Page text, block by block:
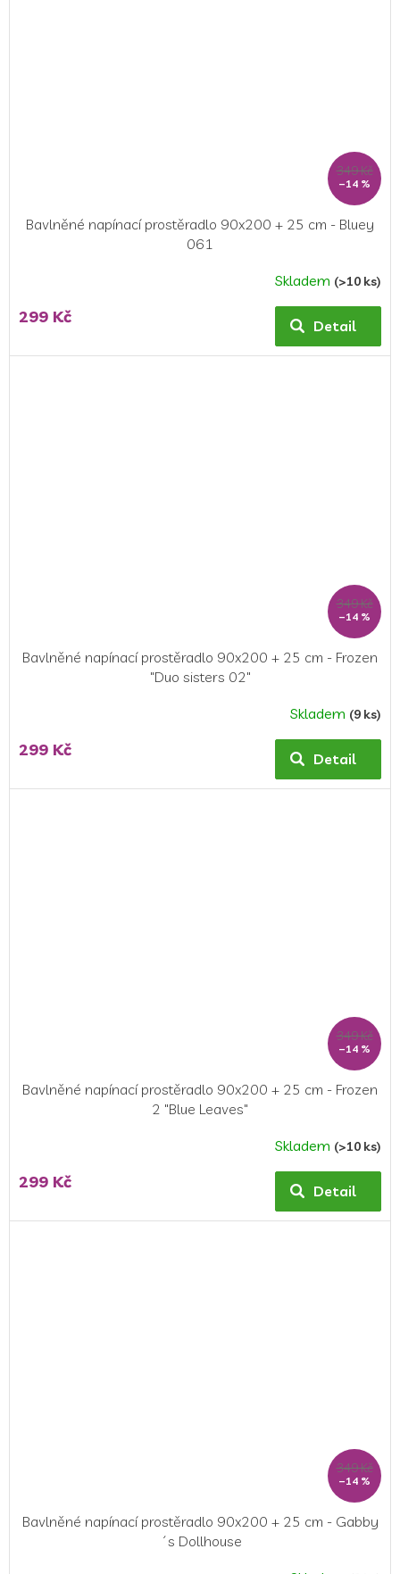
349 Kč
–14 %
Bavlněné napínací prostěradlo 90x200 + 25 cm - Bluey
061
Skladem (>10 ks)
299 Kč Detail
349 Kč
–14 %
Bavlněné napínací prostěradlo 90x200 + 25 cm - Frozen
"Duo sisters 02"
produktu
5,0
Skladem (9 ks)
299 Kč Detail
349 Kč
–14 %
Bavlněné napínací prostěradlo 90x200 + 25 cm - Frozen
2 "Blue Leaves"
Skladem (>10 ks)
299 Kč Detail
349 Kč
–14 %
Bavlněné napínací prostěradlo 90x200 + 25 cm - Gabby
´s Dollhouse